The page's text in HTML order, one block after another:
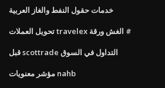
خدمات حقول النفط والغاز العربية
تحويل العملات travelex الغش ورقة #
قبل scottrade التداول في السوق
مؤشر معنويات nahb